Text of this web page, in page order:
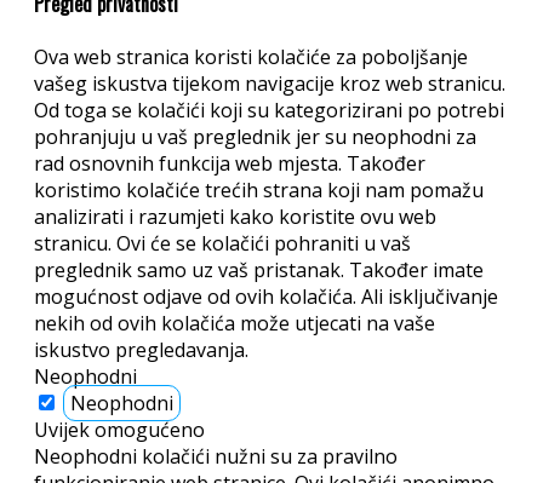
Ova web stranica koristi kolačiće za poboljšanje
vašeg iskustva tijekom navigacije kroz web stranicu.
Od toga se kolačići koji su kategorizirani po potrebi
pohranjuju u vaš preglednik jer su neophodni za
rad osnovnih funkcija web mjesta. Također
koristimo kolačiće trećih strana koji nam pomažu
analizirati i razumjeti kako koristite ovu web
stranicu. Ovi će se kolačići pohraniti u vaš
preglednik samo uz vaš pristanak. Također imate
mogućnost odjave od ovih kolačića. Ali isključivanje
nekih od ovih kolačića može utjecati na vaše
iskustvo pregledavanja.
Neophodni
Neophodni
Uvijek omogućeno
Neophodni kolačići nužni su za pravilno